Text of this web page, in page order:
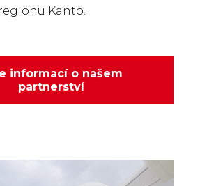
Kanto.
informací o našem
partnerství